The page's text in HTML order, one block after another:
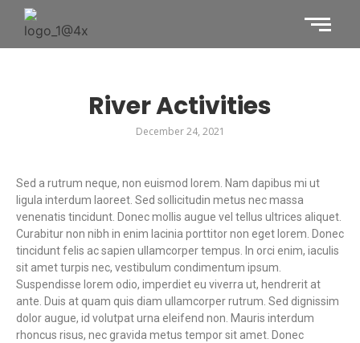
River Activities
December 24, 2021
Sed a rutrum neque, non euismod lorem. Nam dapibus mi ut
ligula interdum laoreet. Sed sollicitudin metus nec massa
venenatis tincidunt. Donec mollis augue vel tellus ultrices aliquet.
Curabitur non nibh in enim lacinia porttitor non eget lorem. Donec
tincidunt felis ac sapien ullamcorper tempus. In orci enim, iaculis
sit amet turpis nec, vestibulum condimentum ipsum.
Suspendisse lorem odio, imperdiet eu viverra ut, hendrerit at
ante. Duis at quam quis diam ullamcorper rutrum. Sed dignissim
dolor augue, id volutpat urna eleifend non. Mauris interdum
rhoncus risus, nec gravida metus tempor sit amet. Donec